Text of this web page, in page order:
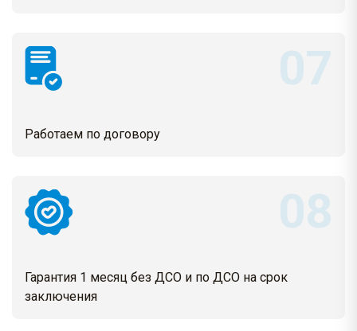
Работаем по договору
Гарантия 1 месяц без ДСО и по ДСО на срок
заключения